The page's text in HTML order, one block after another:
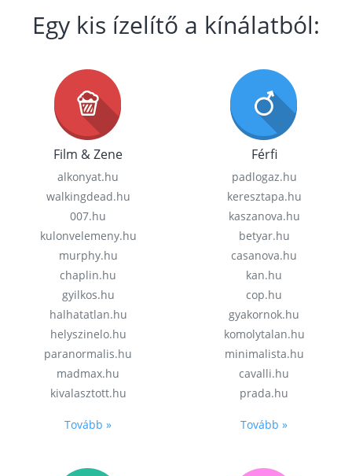
Egy kis ízelítő a kínálatból:
Film & Zene
alkonyat.hu
walkingdead.hu
007.hu
kulonvelemeny.hu
murphy.hu
chaplin.hu
gyilkos.hu
halhatatlan.hu
helyszinelo.hu
paranormalis.hu
madmax.hu
kivalasztott.hu
Tovább »
Férfi
padlogaz.hu
keresztapa.hu
kaszanova.hu
betyar.hu
casanova.hu
kan.hu
cop.hu
gyakornok.hu
komolytalan.hu
minimalista.hu
cavalli.hu
prada.hu
Tovább »